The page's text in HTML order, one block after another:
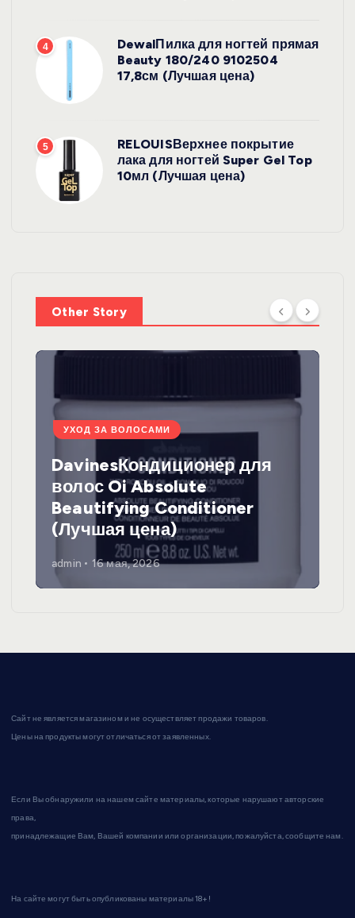
4
DewalПилка для ногтей прямая
Beauty 180/240 9102504
17,8см (Лучшая цена)
5
RELOUISВерхнее покрытие
лака для ногтей Super Gel Top
10мл (Лучшая цена)
Other Story
УХОД ЗА ВОЛОСАМИ
DavinesКондиционер для
волос Oi Absolute
Beautifying Conditioner
(Лучшая цена)
admin 16 мая, 2026
Сайт не является магазином и не осуществляет продажи товаров.
Цены на продукты могут отличаться от заявленных.
Если Вы обнаружили на нашем сайте материалы, которые нарушают авторские
права,
принадлежащие Вам, Вашей компании или организации, пожалуйста, сообщите нам.
На сайте могут быть опубликованы материалы 18+!